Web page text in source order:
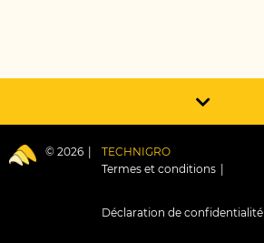
© 2026
TECHNIGRO
Termes et conditions
Déclaration de confidentialité